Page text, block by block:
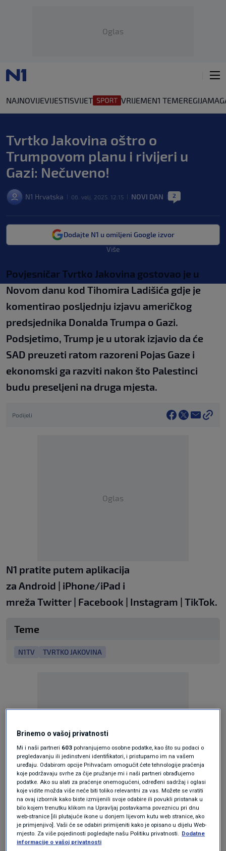
Oglas
NAJNOVIJEVIJESTISVIJET VRIJEMEN1 TEMEREGIJA
Tvrtko Jakovina oštro o
Trumpovom planu i rivijeri u
Gazi: Nečuveno!
N1 Hrvatska 06. velj. 2025. 12:15 NOVI DAN 2
Dodajte N1 u omiljeni Google izvor
Više
Povjesničar Tvrtko Jakovina gostovao je u
Novom danu kod Tihomira Ladišića gdje je
komentirao posljednju izjavu američkog
predsjednika Donalda Trumpa o Gazi.
Podsjetimo, Trump je u utorak izjavio da će
SAD preuzeti ratom razoreni Pojas Gaze i
ekonomski ga razviti nakon što Palestinci
budu preseljeni na druga mjesta.
Podijeli
Oglas
N1 pratite putem aplikacija
za Android | iPhone/iPad i
mreža Twitter | Facebook | Instagram | TikTok.
Teme
N1TV TVRTKO JAKOVINA
Oglas
KAKVO JE TVOJE MIŠLJENJE O OVOME?
Pridruži se raspravi ili pročitaj komentare
Brinemo o vašoj privatnosti
Mi i naši partneri 603 pohranjujemo osobne podatke, kao što su podaci o
pregledavanju ili jedinstveni identifikatori, i pristupamo im na vašem
uređaju. Odabirom opcije Prihvaćam omogućit ćete tehnologije praćenja
koje podržavaju svrhe za čije pružanje mi i naši partneri obrađujemo
podatke. Ako su alati za praćenje onemogućeni, određeni sadržaj i oglasi
koje vidite možda više neće biti toliko relevantni za vas. Možete se vratiti
na ovaj izbornik kako biste izmijenili svoje odabire ili povukli pristanak u
bilo kojem trenutku klikom na Upravljaj postavkama poveznicu pri dnu
web-stranice [ili plutajuće ikone u donjem lijevom kutu web stranice, ako
je primjenjivo]. Vaši će se odabiri primijeniti kako je opisano u dijelu Web-
mjesto. Za više pojedinosti pogledajte našu Politiku privatnosti.
Dodatne
informacije o vašoj privatnosti